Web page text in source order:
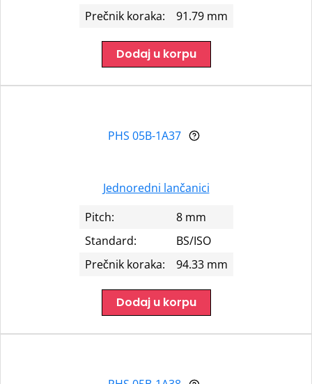
Prečnik koraka:
91.79 mm
Dodaj u korpu
PHS 05B-1A37
Jednoredni lančanici
Pitch:
8 mm
Standard:
BS/ISO
Prečnik koraka:
94.33 mm
Dodaj u korpu